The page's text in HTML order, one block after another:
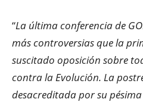
“La última conferencia de
más controversias que la
suscitado oposición sobre
contra la Evolución. La
desacreditada por su